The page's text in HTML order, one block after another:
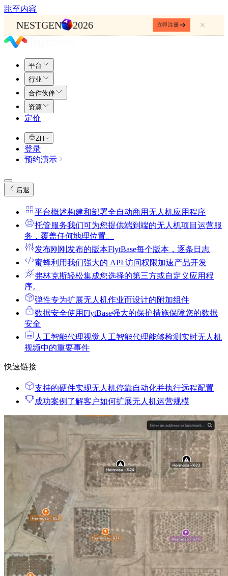
跳至内容
NESTGEN 2026 立即注册
平台
行业
合作伙伴
资源
定价
ZH
登录
预约演示
后退
平台概述构建和部署全自动商用无人机应用程序
托管服务我们可为您提供端到端的无人机项目运营服
务，覆盖任何地理位置。
发布刚刚发布的版本FlytBase每个版本，逐条日志
蜜蜂利用我们强大的 API 访问权限加速产品开发
弗林克斯轻松集成您选择的第三方或自定义应用程
序。
弹性专为扩展无人机作业而设计的附加组件
数据安全使用FlytBase强大的保护措施保障您的数据
安全
人工智能代理视觉人工智能代理能够检测实时无人机
视频中的重要事件
快速链接
支持的硬件实现无人机停靠自动化并执行远程配置
成功案例 了解客户如何扩展无人机运营规模